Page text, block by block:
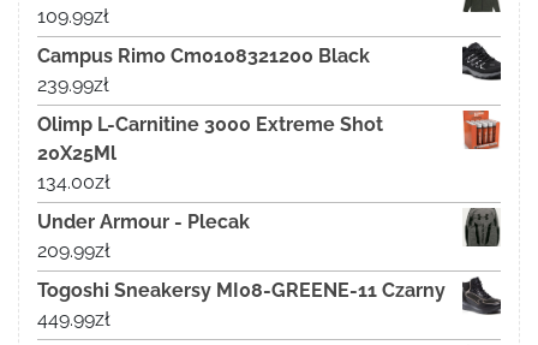
109.99zł
Campus Rimo Cm0108321200 Black
239.99zł
Olimp L-Carnitine 3000 Extreme Shot
20X25Ml
134.00zł
Under Armour - Plecak
209.99zł
Togoshi Sneakersy MI08-GREENE-11 Czarny
449.99zł